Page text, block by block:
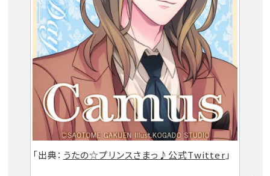
「出典： うたの☆プリンスさまっ♪公式Twitter 」